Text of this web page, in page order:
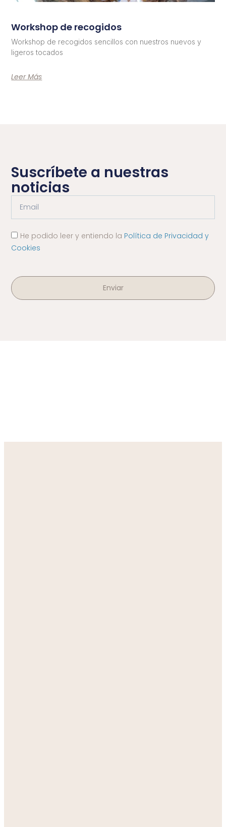
Workshop de recogidos
Workshop de recogidos sencillos con nuestros nuevos y
ligeros tocados
Leer Más
Suscríbete a nuestras
noticias
He podido leer y entiendo la Política de Privacidad y
Cookies
Enviar